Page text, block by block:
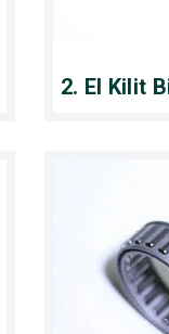
2. El Kilit